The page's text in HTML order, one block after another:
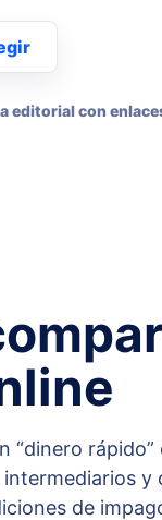
editorial con
“dinero rápido”
de